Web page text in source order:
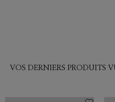
VOS DERNIERS PRODUITS